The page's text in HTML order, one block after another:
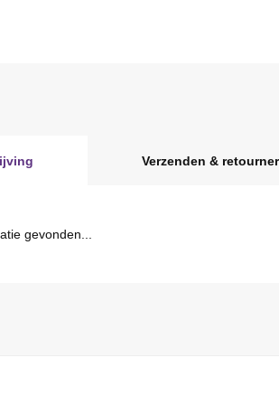
Verzenden &
gevonden...